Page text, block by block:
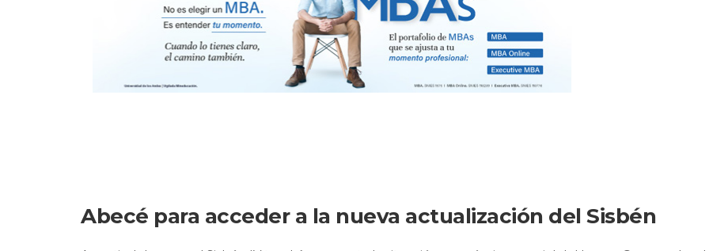
Abecé para acceder a la nueva actualización del Sisbén